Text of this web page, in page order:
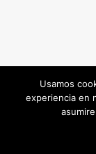
Usamos
experiencia en